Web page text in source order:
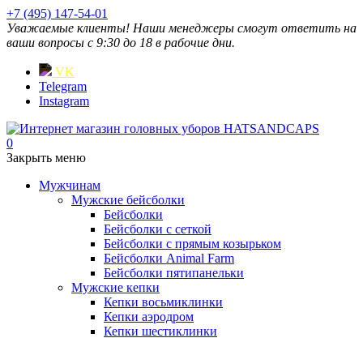
+7 (495) 147-54-01
Уважаемые клиенты! Наши менеджеры смогут ответить на
ваши вопросы с 9:30 до 18 в рабочие дни.
VK
Telegram
Instagram
0
Закрыть меню
Мужчинам
Мужские бейсболки
Бейсболки
Бейсболки с сеткой
Бейсболки с прямым козырьком
Бейсболки Animal Farm
Бейсболки пятипанельки
Мужские кепки
Кепки восьмиклинки
Кепки аэродром
Кепки шестиклинки